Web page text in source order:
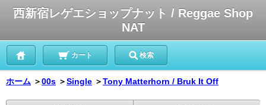
西新宿レゲエショップナット / Reggae Shop
NAT
カート 検索
ホーム ＞00s ＞Single ＞Tony Matterhorn / Bruk It Off